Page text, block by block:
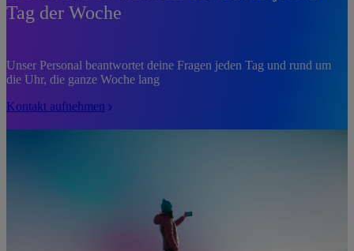
Tag der Woche
Unser Personal beantwortet deine Fragen jeden Tag und rund um
die Uhr, die ganze Woche lang
Kontakt aufnehmen